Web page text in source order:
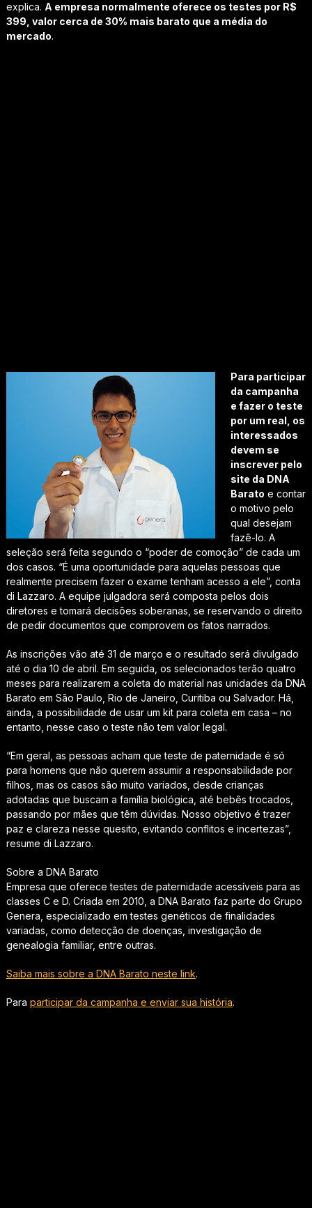
explica. A empresa normalmente oferece os testes por R$
399, valor cerca de 30% mais barato que a média do
mercado.
Para participar
da campanha
e fazer o teste
por um real, os
interessados
devem se
inscrever pelo
site da DNA
Barato e contar
o motivo pelo
qual desejam
fazê-lo. A
seleção será feita segundo o “poder de comoção” de cada um
dos casos. “É uma oportunidade para aquelas pessoas que
realmente precisem fazer o exame tenham acesso a ele”, conta
di Lazzaro. A equipe julgadora será composta pelos dois
diretores e tomará decisões soberanas, se reservando o direito
de pedir documentos que comprovem os fatos narrados.
As inscrições vão até 31 de março e o resultado será divulgado
até o dia 10 de abril. Em seguida, os selecionados terão quatro
meses para realizarem a coleta do material nas unidades da DNA
Barato em São Paulo, Rio de Janeiro, Curitiba ou Salvador. Há,
ainda, a possibilidade de usar um kit para coleta em casa – no
entanto, nesse caso o teste não tem valor legal.
“Em geral, as pessoas acham que teste de paternidade é só
para homens que não querem assumir a responsabilidade por
filhos, mas os casos são muito variados, desde crianças
adotadas que buscam a família biológica, até bebês trocados,
passando por mães que têm dúvidas. Nosso objetivo é trazer
paz e clareza nesse quesito, evitando conflitos e incertezas”,
resume di Lazzaro.
Sobre a DNA Barato
Empresa que oferece testes de paternidade acessíveis para as
classes C e D. Criada em 2010, a DNA Barato faz parte do Grupo
Genera, especializado em testes genéticos de finalidades
variadas, como detecção de doenças, investigação de
genealogia familiar, entre outras.
Saiba mais sobre a DNA Barato neste link.
Para participar da campanha e enviar sua história.